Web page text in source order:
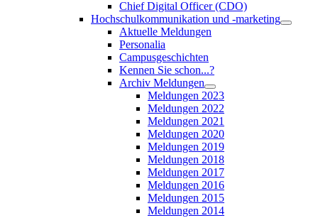
Chief Digital Officer (CDO)
Hochschulkommunikation und -marketing
Aktuelle Meldungen
Personalia
Campusgeschichten
Kennen Sie schon...?
Archiv Meldungen
Meldungen 2023
Meldungen 2022
Meldungen 2021
Meldungen 2020
Meldungen 2019
Meldungen 2018
Meldungen 2017
Meldungen 2016
Meldungen 2015
Meldungen 2014